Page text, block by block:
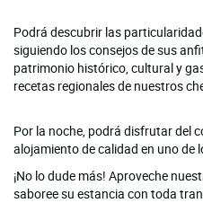
Podrá descubrir las
siguiendo los consejos de sus
patrimonio histórico, cultural y
recetas regionales de nuestros
Por la noche, podrá disfrutar del
alojamiento de calidad en uno de
¡No lo dude más! Aproveche
saboree su estancia con toda